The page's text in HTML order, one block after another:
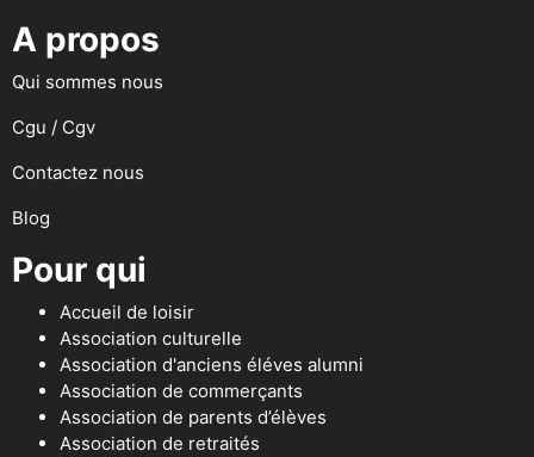
A propos
Qui sommes nous
Cgu / Cgv
Contactez nous
Blog
Pour qui
Accueil de loisir
Association culturelle
Association d'anciens éléves alumni
Association de commerçants
Association de parents d’élèves
Association de retraités